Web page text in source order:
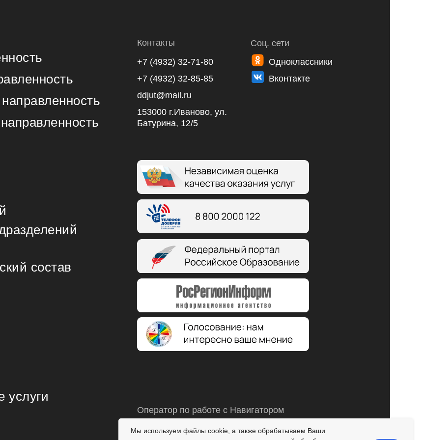
Мы используем файлы cookie, а также обрабатываем Ваши
+7 (4932) 30-86-11
пн. 14:00 - 17:00; вт.,чт. 09:00-12:00;
пт. 15:00 - 19:00
Вконтакте
Соц. сети
Одноклассники
Оператор по работе с Навигатором
услуги
Контакты
состав
153000 г.Иваново, ул.
Батурина, 12/5
+7 (4932) 32-71-80
+7 (4932) 32-85-85
ddjut@mail.ru